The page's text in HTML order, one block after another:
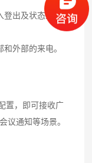
登出及状态监控
外部的来电。
置，即可接收广
议通知等场景。